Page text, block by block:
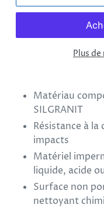
Plus
produit
votre
panier
Matériau
SILGRANIT
Résistance à
impacts
Matériel
liquide, acide
Surface non
nettoyant